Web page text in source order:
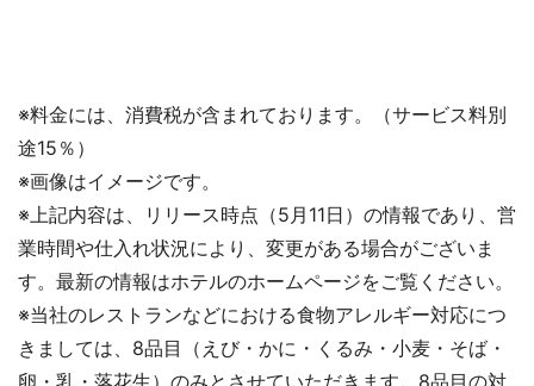
※料金には、消費税が含まれております。（サービス料別
途15％）
※画像はイメージです。
※上記内容は、リリース時点（5月11日）の情報であり、営
業時間や仕入れ状況により、変更がある場合がございま
す。最新の情報はホテルのホームページをご覧ください。
※当社のレストランなどにおける食物アレルギー対応につ
きましては、8品目（えび・かに・くるみ・小麦・そば・
卵・乳・落花生）のみとさせていただきます。8品目の対